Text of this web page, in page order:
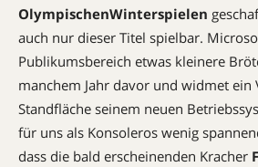
OlympischenWinterspielen
auch nur dieser Titel spielbar.
Publikumsbereich etwas kleinere
manchem Jahr davor und widmet ein
Standfläche seinem neuen
für uns als Konsoleros wenig
dass die bald erscheinenden Kracher